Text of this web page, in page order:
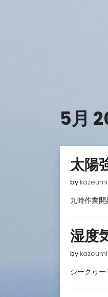
5月
太陽
by
九時作業
湿度
by
シークヮ